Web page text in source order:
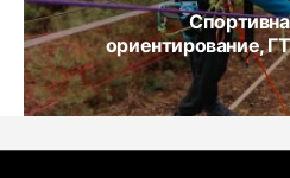
ориентирование,